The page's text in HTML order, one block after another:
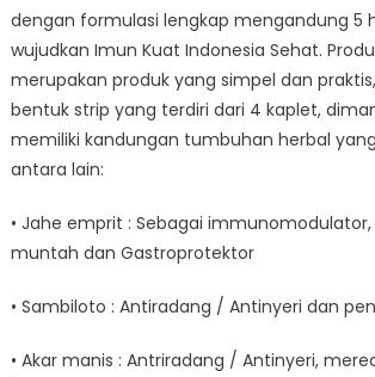
dengan formulasi lengkap mengandung 5
wujudkan Imun Kuat Indonesia Sehat.
merupakan produk yang simpel dan
bentuk strip yang terdiri dari 4 kaplet,
memiliki kandungan tumbuhan herbal
antara lain:
• Jahe emprit : Sebagai
muntah dan Gastroprotektor
• Sambiloto : Antiradang / Antinyeri dan
• Akar manis : Antriradang / Antinyeri,